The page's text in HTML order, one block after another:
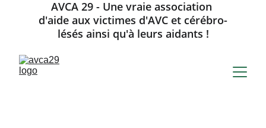
AVCA 29 - Une vraie association
d'aide aux victimes d'AVC et cérébro-
lésés ainsi qu'à leurs aidants !